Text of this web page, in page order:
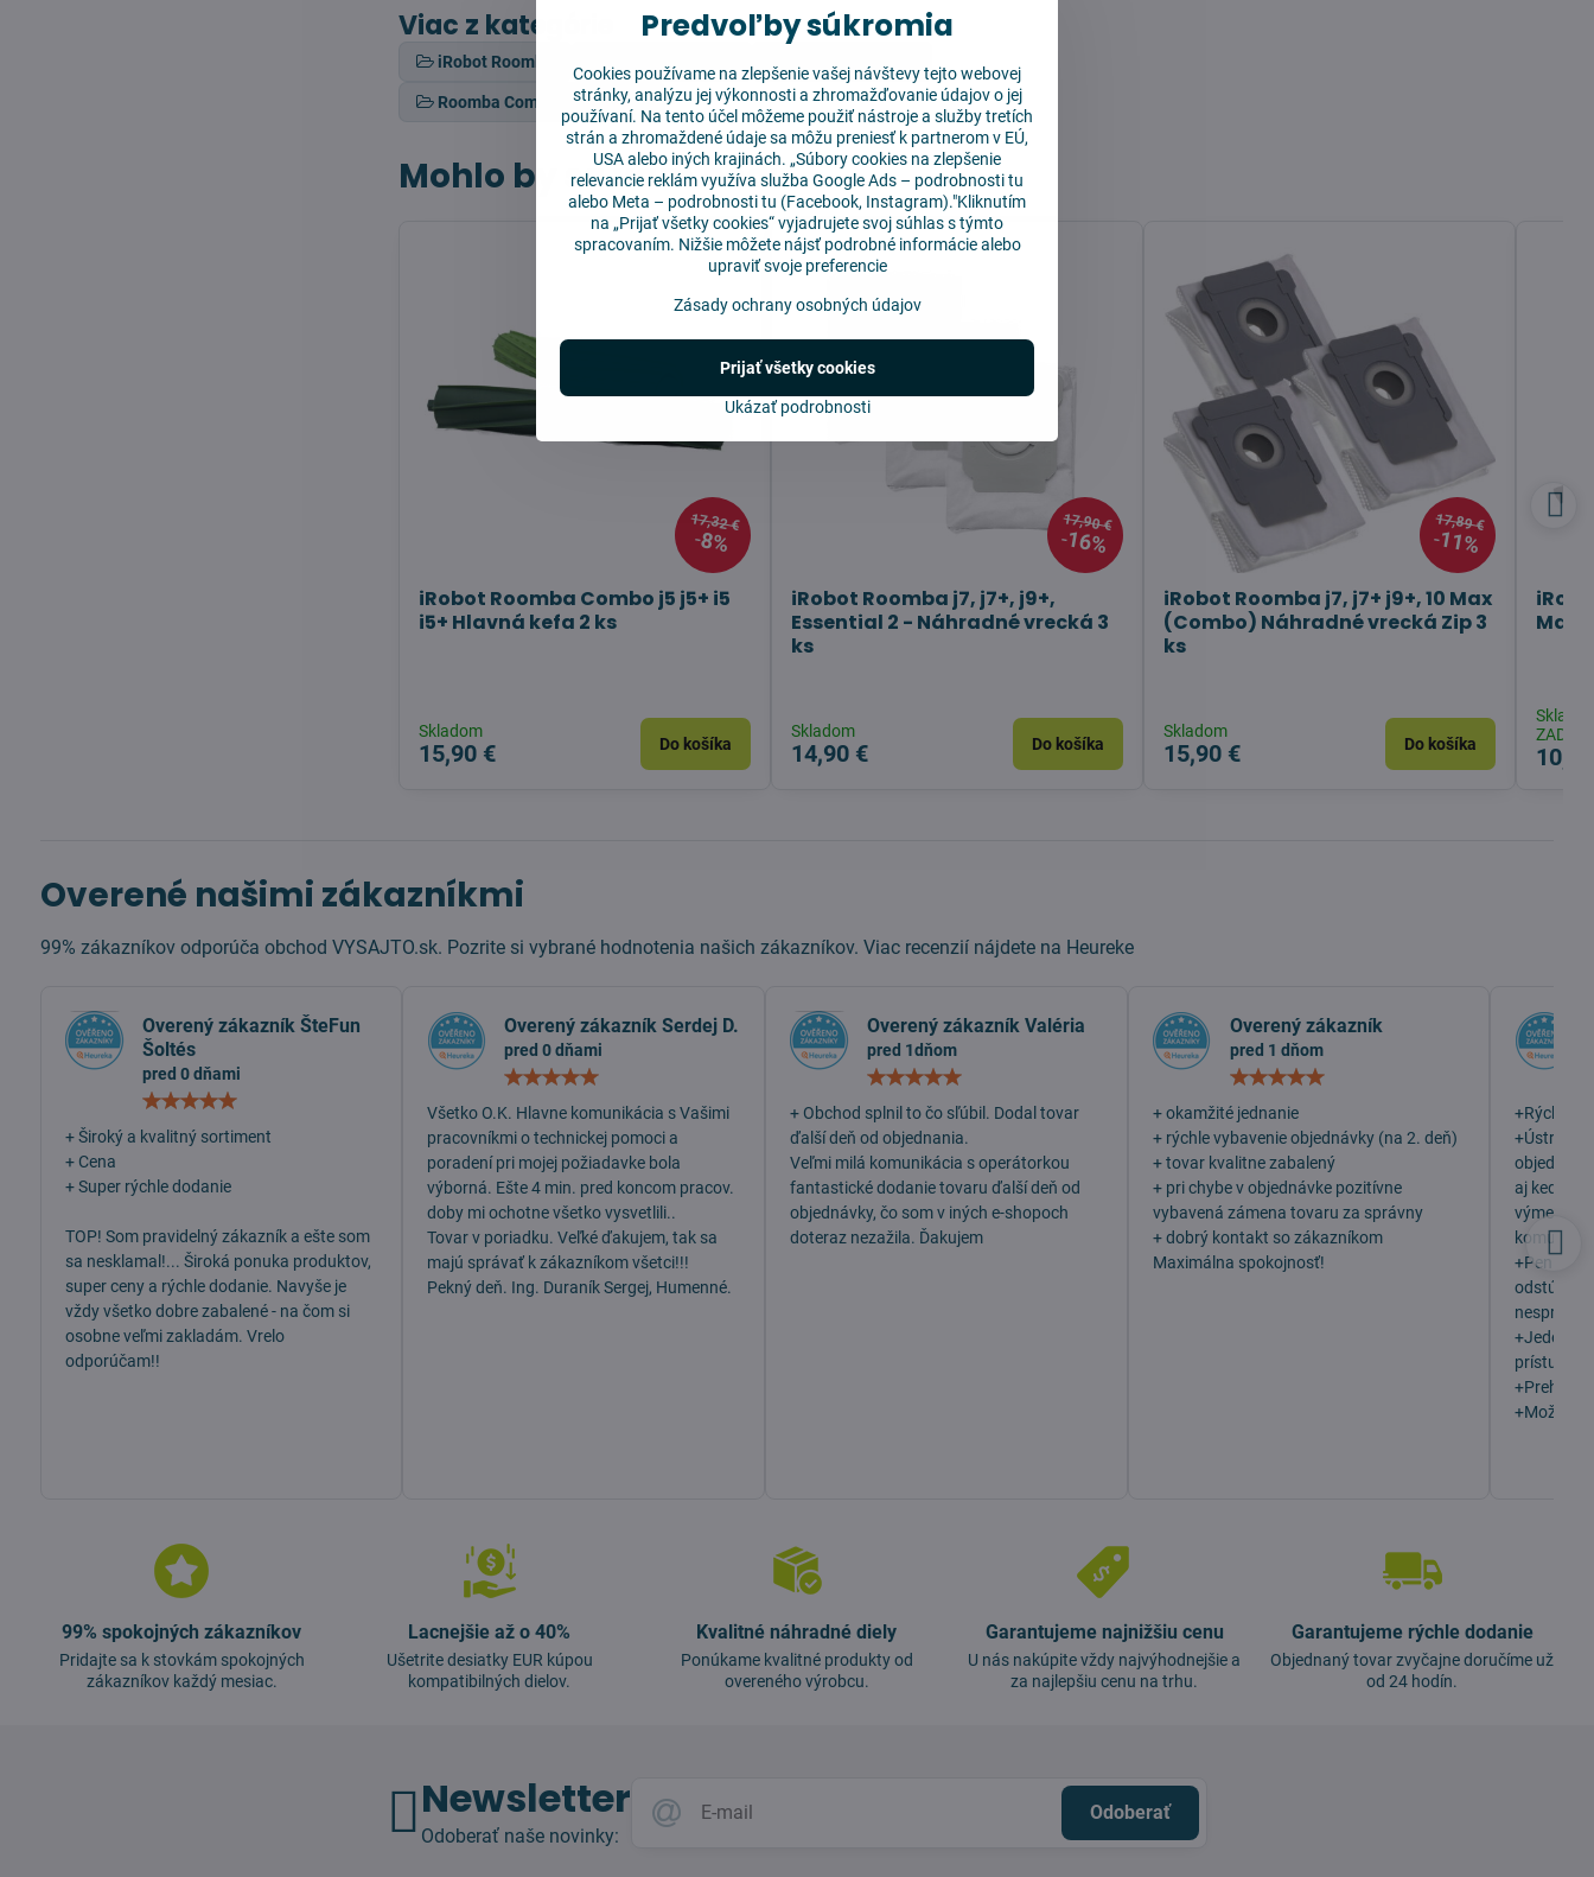
Viac z kategórie
iRobot Roomba
Roomba Combo j5 j5+ i5 i5+
Mohlo by sa vám hodiť
17,32 €
8%
iRobot Roomba Combo j5 j5+ i5
i5+ Hlavná kefa 2 ks
Skladom
15,90 € Do košíka
17,90 €
16%
iRobot Roomba j7, j7+, j9+,
Essential 2 - Náhradné vrecká 3
ks
Skladom
14,90 € Do košíka
17,89 €
11%
iRobot Roomba j7, j7+ j9+, 10 Max
(Combo) Náhradné vrecká Zip 3
ks
Skladom
15,90 € Do košíka
Max
Overené našimi zákazníkmi
99% zákazníkov odporúča obchod VYSAJTO.sk. Pozrite si vybrané hodnotenia našich zákazníkov. Viac recenzií nájdete na Heureke
Overený zákazník ŠteFun
Šoltés
pred 0 dňami
+ Široký a kvalitný sortiment
+ Cena
+ Super rýchle dodanie
TOP! Som pravidelný zákazník a ešte som
sa nesklamal!... Široká ponuka produktov,
super ceny a rýchle dodanie. Navyše je
vždy všetko dobre zabalené - na čom si
osobne veľmi zakladám. Vrelo
odporúčam!!
Overený zákazník Serdej D.
pred 0 dňami
/
5
Všetko O.K. Hlavne komunikácia s Vašimi
pracovníkmi o technickej pomoci a
poradení pri mojej požiadavke bola
výborná. Ešte 4 min. pred koncom pracov.
doby mi ochotne všetko vysvetlili..
Tovar v poriadku. Veľké ďakujem, tak sa
majú správať k zákazníkom všetci!!!
Pekný deň. Ing. Duraník Sergej, Humenné.
Overený zákazník Valéria
pred 1dňom
/
+ Obchod splnil to čo sľúbil. Dodal tovar
ďalší deň od objednania.
Veľmi milá komunikácia s operátorkou
fantastické dodanie tovaru ďalší deň od
objednávky, čo som v iných e-shopoch
doteraz nezažila. Ďakujem
Overený zákazník
pred 1 dňom
5
+ okamžité jednanie
+ rýchle vybavenie objednávky (na 2. deň)
+ tovar kvalitne zabalený
+ pri chybe v objednávke pozitívne
vybavená zámena tovaru za správny
+ dobrý kontakt so zákazníkom
Maximálna spokojnosť!
+Rýchlosť
objednala
aj keď
výmenu,
+Peniaze
odstúpení
+Jeden z
prístupu
+Možno
99% spokojných zákazníkov
Pridajte sa k stovkám spokojných
zákazníkov každý mesiac.
Lacnejšie až o 40%
Ušetrite desiatky EUR kúpou
kompatibilných dielov.
Kvalitné náhradné diely
Ponúkame kvalitné produkty od
overeného výrobcu.
Garantujeme najnižšiu cenu
U nás nakúpite vždy najvýhodnejšie a
za najlepšiu cenu na trhu.
Garantujeme rýchle dodanie
Objednaný tovar zvyčajne doručíme už
od 24 hodín.
Newsletter
Odoberať naše novinky:
Odoberať
Predvoľby súkromia
Cookies používame na zlepšenie vašej návštevy tejto webovej
stránky, analýzu jej výkonnosti a zhromažďovanie údajov o jej
používaní. Na tento účel môžeme použiť nástroje a služby tretích
strán a zhromaždené údaje sa môžu preniesť k partnerom v EÚ,
USA alebo iných krajinách. „Súbory cookies na zlepšenie
relevancie reklám využíva služba Google Ads – podrobnosti tu
alebo Meta – podrobnosti tu (Facebook, Instagram)."Kliknutím
na „Prijať všetky cookies“ vyjadrujete svoj súhlas s týmto
spracovaním. Nižšie môžete nájsť podrobné informácie alebo
upraviť svoje preferencie
Zásady ochrany osobných údajov
Ukázať podrobnosti
Prijať všetky cookies